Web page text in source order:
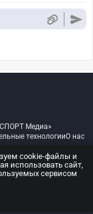
Медиа»
технологииО нас
защищены
средств массовой
cookie-файлы и
использовать сайт,
сервисом